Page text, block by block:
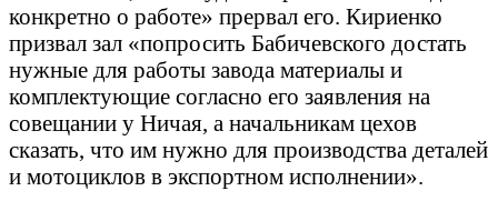
конкретно о работе» прервал его. Кириенко
призвал зал «попросить Бабичевского достать
нужные для работы завода материалы и
комплектующие согласно его заявления на
совещании у Ничая, а начальникам цехов
сказать, что им нужно для производства деталей
и мотоциклов в экспортном исполнении».